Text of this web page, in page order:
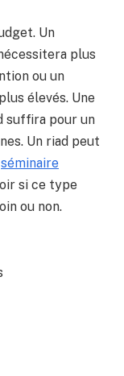
Un
plus
ou un
élevés. Une
suffira pour un
Un riad peut
séminaire
si ce type
ou non.